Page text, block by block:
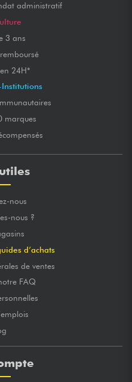
administratif
3 ans
24H*
Institutions
marques
nous
nous ?
d’achats
de ventes
FAQ